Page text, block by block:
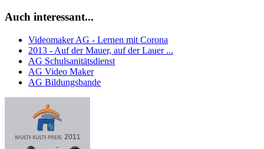
Auch interessant...
Videomaker AG - Lernen mit Corona
2013 - Auf der Mauer, auf der Lauer ...
AG Schulsanitätsdienst
AG Video Maker
AG Bildungsbande